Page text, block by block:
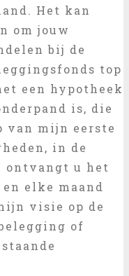
Het kan
om jouw
bij de
top
een hypotheek
is, die
van mijn eerste
in de
ontvangt u het
elke maand
visie op de
of